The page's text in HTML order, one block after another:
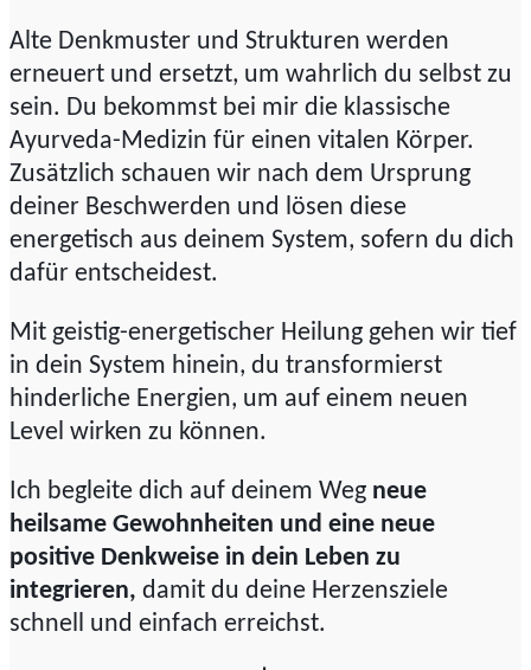
Alte Denkmuster und Strukturen werden
erneuert und ersetzt, um wahrlich du selbst zu
sein. Du bekommst bei mir die klassische
Ayurveda-Medizin für einen vitalen Körper.
Zusätzlich schauen wir nach dem Ursprung
deiner Beschwerden und lösen diese
energetisch aus deinem System, sofern du dich
dafür entscheidest.
Mit geistig-energetischer Heilung gehen wir tief
in dein System hinein, du transformierst
hinderliche Energien, um auf einem neuen
Level wirken zu können.
Ich begleite dich auf deinem Weg neue
heilsame Gewohnheiten und eine neue
positive Denkweise in dein Leben zu
integrieren, damit du deine Herzensziele
schnell und einfach erreichst.